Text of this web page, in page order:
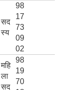
सद
स्य
98
17
73
09
02
महि
ला
सद
98
19
70